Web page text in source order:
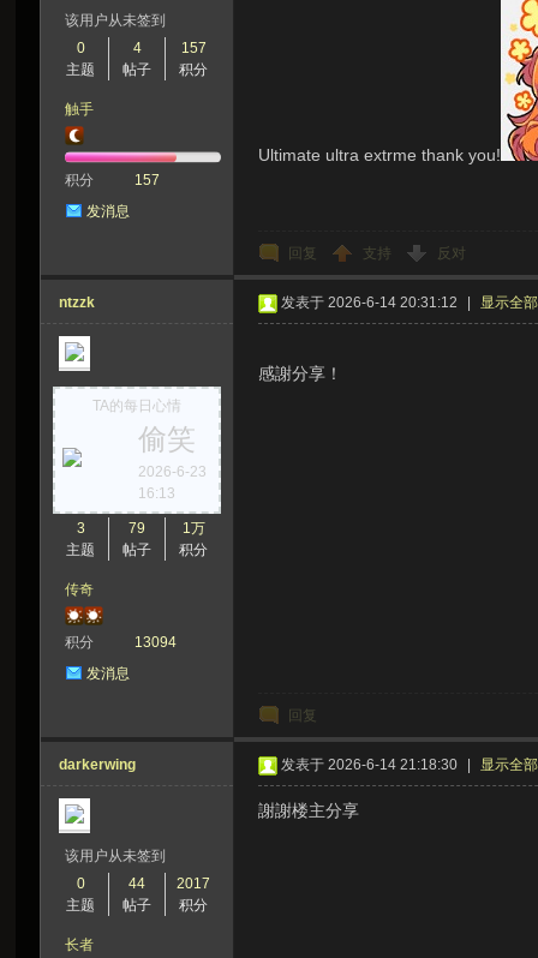
该用户从未签到
0
主题
4
帖子
157
积分
触手
积分
157
发消息
Ultimate ultra extrme thank you!
回复 支持 反对
ntzzk
TA的每日心情
偷笑
2026-6-23
16:13
3
主题
79
帖子
1万
积分
传奇
积分
13094
发消息
发表于 2026-6-14 20:31:12 显示全
感謝分享！
回复
darkerwing
该用户从未签到
0
主题
44
帖子
2017
积分
长者
发表于 2026-6-14 21:18:30 显示全
謝謝楼主分享